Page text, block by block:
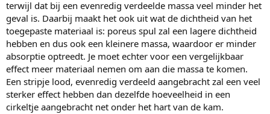
terwijl dat bij een evenredig verdeelde massa veel minder het
geval is. Daarbij maakt het ook uit wat de dichtheid van het
toegepaste materiaal is: poreus spul zal een lagere dichtheid
hebben en dus ook een kleinere massa, waardoor er minder
absorptie optreedt. Je moet echter voor een vergelijkbaar
effect meer materiaal nemen om aan die massa te komen.
Een stripje lood, evenredig verdeeld aangebracht zal een veel
sterker effect hebben dan dezelfde hoeveelheid in een
cirkeltje aangebracht net onder het hart van de kam.